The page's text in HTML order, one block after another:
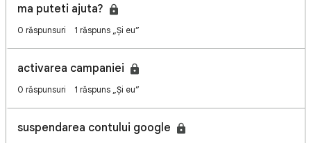
ma puteti ajuta?
0 răspunsuri 1 răspuns „Și eu”
activarea campaniei
0 răspunsuri 1 răspuns „Și eu”
suspendarea contului google